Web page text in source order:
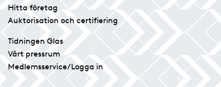
Hitta företag
Auktorisation och certifiering
Tidningen Glas
Vårt pressrum
Medlemsservice/Logga in